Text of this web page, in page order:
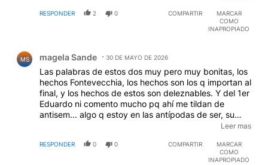
congreso,estudiantes,gremios, todo aquello que
garantiza un sistema democratico.Mucha hipocresía y
RESPONDER 2 0 COMPARTIR
MARCAR
COMO
INAPROPIADO
MS magela Sande 30 DE MAYO DE 2026
Las palabras de estos dos muy pero muy bonitas, los
hechos Fontevecchia, los hechos son los q importan al
final, y los hechos de estos son deleznables. Y del 1er
Eduardo ni comento mucho pq ahí me tildan de
antisem... algo q estoy en las antípodas de ser, su
colectividad es parte de la mayoría de los medios del
significa. Me extraña q sea tan naïve o quizás la naïve
Leer mas
RESPONDER 0 0 COMPARTIR
MARCAR
COMO
INAPROPIADO